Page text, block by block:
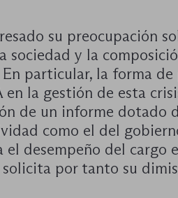
su preocupación
sociedad y la
particular, la forma de
la gestión de esta
de un informe dotado
como el del
desempeño del cargo
por tanto su